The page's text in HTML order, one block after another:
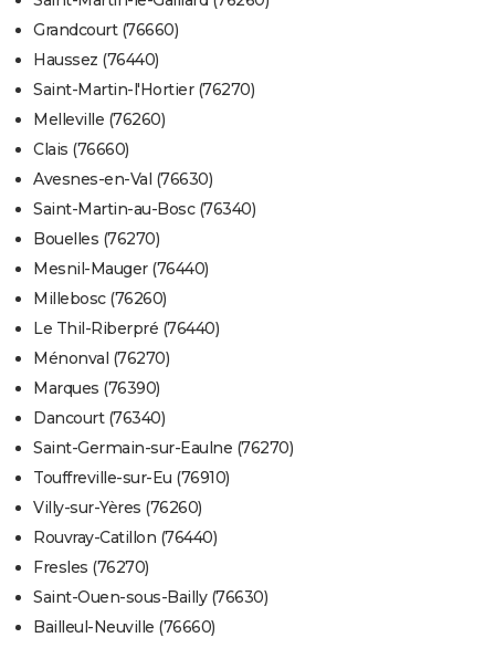
Grandcourt (76660)
Haussez (76440)
Saint-Martin-l'Hortier (76270)
Melleville (76260)
Clais (76660)
Avesnes-en-Val (76630)
Saint-Martin-au-Bosc (76340)
Bouelles (76270)
Mesnil-Mauger (76440)
Millebosc (76260)
Le Thil-Riberpré (76440)
Ménonval (76270)
Marques (76390)
Dancourt (76340)
Saint-Germain-sur-Eaulne (76270)
Touffreville-sur-Eu (76910)
Villy-sur-Yères (76260)
Rouvray-Catillon (76440)
Fresles (76270)
Saint-Ouen-sous-Bailly (76630)
Bailleul-Neuville (76660)